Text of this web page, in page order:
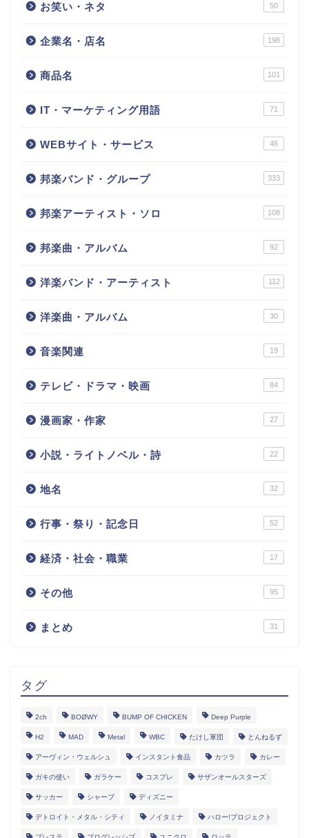
お笑い・ネタ 50
企業名・店名 198
商品名 101
IT・マーケティング用語 71
WEBサイト・サービス 46
邦楽バンド・グループ 333
邦楽アーティスト・ソロ 108
邦楽曲・アルバム 92
洋楽バンド・アーティスト 112
洋楽曲・アルバム 30
音楽関連 19
テレビ・ドラマ・映画 84
漫画家・作家 27
小説・ライトノベル・詩 22
地名 32
行事・祭り・記念日 52
経済・社会・職業 17
その他 95
まとめ 31
タグ
2ch BOØWY BUMP OF CHICKEN Deep Purple
H2 MAD Metal WBC たけし軍団 とんねるず
アーヴィン・ウェルシュ インスタント食品 カツラ カレー
ガキの使い ガラケー コスプレ サザンオールスターズ
サッカー シャープ ディズニー
デトロイト・メタル・シティ ノイタミナ ハロー!プロジェクト